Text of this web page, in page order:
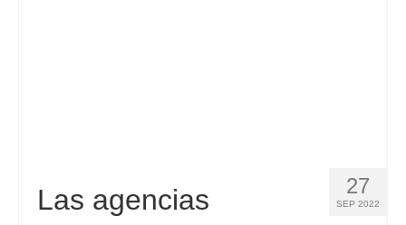
Eesti
27
SEP 2022
Las agencias